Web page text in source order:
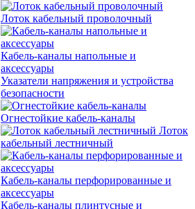
Лоток кабельный проволочный
Кабель-каналы напольные и
аксессуары
Указатели напряжения и устройства
безопасности
Огнестойкие кабель-каналы
Лоток
кабельный лестничный
Кабель-каналы перфорированные и
аксессуары
Кабель-каналы плинтусные и